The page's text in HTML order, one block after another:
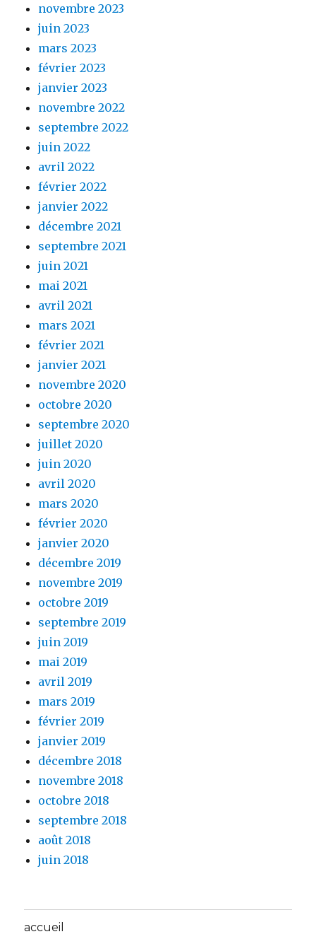
novembre 2023
juin 2023
mars 2023
février 2023
janvier 2023
novembre 2022
septembre 2022
juin 2022
avril 2022
février 2022
janvier 2022
décembre 2021
septembre 2021
juin 2021
mai 2021
avril 2021
mars 2021
février 2021
janvier 2021
novembre 2020
octobre 2020
septembre 2020
juillet 2020
juin 2020
avril 2020
mars 2020
février 2020
janvier 2020
décembre 2019
novembre 2019
octobre 2019
septembre 2019
juin 2019
mai 2019
avril 2019
mars 2019
février 2019
janvier 2019
décembre 2018
novembre 2018
octobre 2018
septembre 2018
août 2018
juin 2018
accueil